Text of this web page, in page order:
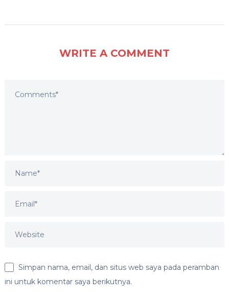
WRITE A COMMENT
Simpan nama, email, dan situs web saya pada peramban
ini untuk komentar saya berikutnya.